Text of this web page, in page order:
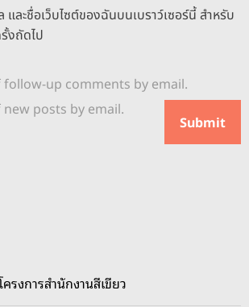
ละชื่อเว็บไซต์ของฉันบนเบราว์เซอร์นี้ สำหรับ
งถัดไป
up comments by email.
posts by email.
รงการสำนักงานสีเขียว